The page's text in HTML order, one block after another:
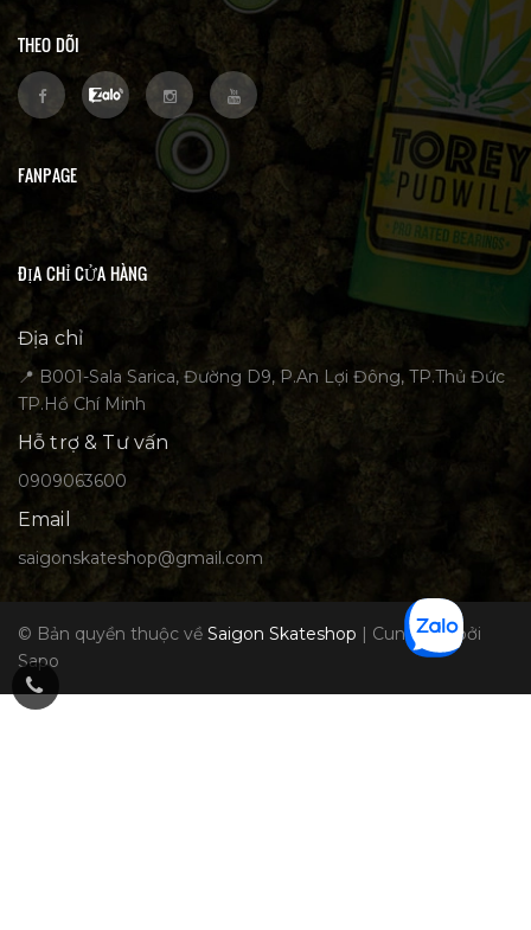
THEO DÕI
FANPAGE
ĐỊA CHỈ CỬA HÀNG
Địa chỉ
📍 B001-Sala Sarica, Đường D9, P.An Lợi Đông, TP.Thủ Đức
TP.Hồ Chí Minh
Hỗ trợ & Tư vấn
0909063600
Email
saigonskateshop@gmail.com
© Bản quyền thuộc về Saigon Skateshop | Cung cấp bởi
Sapo